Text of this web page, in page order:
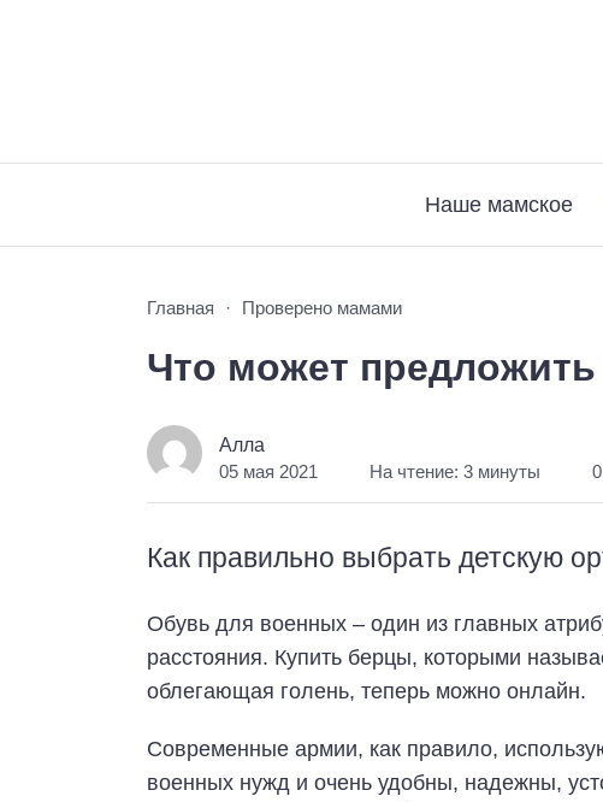
Наше мамское
Главная Проверено мамами
Что может
Алла
05 мая 2021 На чтение: 3 минуты
Как правильно выбрать детскую
Обувь для военных – один из главных
расстояния. Купить берцы, которыми
облегающая голень, теперь можно онлайн.
Современные армии, как правило,
военных нужд и очень удобны, надежны,